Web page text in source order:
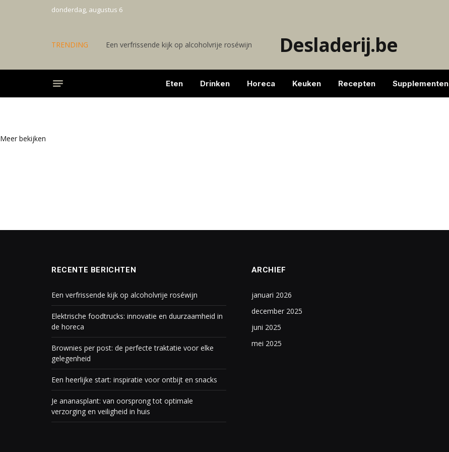
donderdag, augustus 6
TRENDING Een verfrissende kijk op alcoholvrije roséwijn Desladerij.be
Eten Drinken Horeca Keuken Recepten Supplementen
Meer bekijken
RECENTE BERICHTEN
Een verfrissende kijk op alcoholvrije roséwijn
Elektrische foodtrucks: innovatie en duurzaamheid in
de horeca
Brownies per post: de perfecte traktatie voor elke
gelegenheid
Een heerlijke start: inspiratie voor ontbijt en snacks
Je ananasplant: van oorsprong tot optimale
verzorging en veiligheid in huis
ARCHIEF
januari 2026
december 2025
juni 2025
mei 2025